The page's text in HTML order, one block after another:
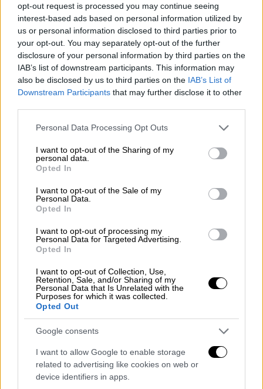
opt-out request is processed you may continue seeing
interest-based ads based on personal information utilized by
us or personal information disclosed to third parties prior to
your opt-out. You may separately opt-out of the further
disclosure of your personal information by third parties on the
IAB’s list of downstream participants. This information may
also be disclosed by us to third parties on the IAB’s List of
Downstream Participants that may further disclose it to other
Please note that this website/app uses one or more Google
not limited to your visit or usage behaviour. You may click to
grant or deny consent to Google and its third-party tags to
use your data for below specified purposes in below Google
consent section.
Personal Data Processing Opt Outs
I want to opt-out of the Sharing of my
personal data.
Opted In
I want to opt-out of the Sale of my
Personal Data.
Opted In
I want to opt-out of processing my
Personal Data for Targeted Advertising.
Opted In
I want to opt-out of Collection, Use,
Retention, Sale, and/or Sharing of my
Personal Data that Is Unrelated with the
Purposes for which it was collected.
Opted Out
Google consents
I want to allow Google to enable storage
related to advertising like cookies on web or
device identifiers in apps.
Συγκεκριμένα, όπως προέκυψε από την
αστυνομική έρευνα, ο 58χρονος χθες (30/3)
το πρωί, σε περιοχή της Τούμπας, κοντά στο
«Θεαγένειο», ξεκίνησε το προαναφερόμενο
όχημα προτού ολοκληρωθεί η αποβίβαση
80χρονης που επέβαινε σε αυτό, με
αποτέλεσμα τον τραυματισμό της.
Ο οδηγός στη συνέχεια εγκατέλειψε τον
τόπο του ατυχήματος χωρίς να προβεί στις
απαραίτητες από τον νόμο ενέργειες.
Η τραυματίας διακομίσθηκε με ασθενοφόρο
του ΕΚΑΒ στο Γενικό Νοσοκομείο
Θεσσαλονίκης, Ιπποκράτειο. Ο συλληφθείς
οδηγήθηκε στις αρμόδιες δικαστικές Αρχές.